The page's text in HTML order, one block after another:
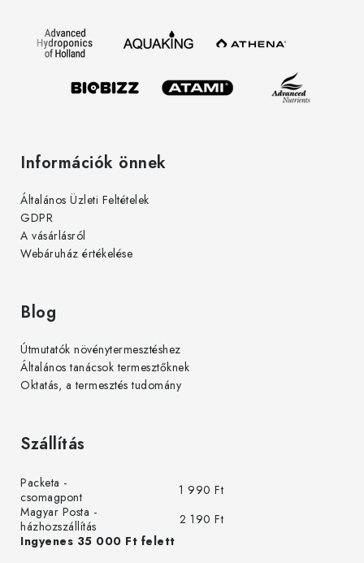
Információk önnek
Általános Üzleti Feltételek
GDPR
A vásárlásról
Webáruház értékelése
Blog
Útmutatók növénytermesztéshez
Általános tanácsok termesztőknek
Oktatás, a termesztés tudomány
Szállítás
Packeta -
csomagpont
1 990 Ft
Magyar Posta -
házhozszállítás
2 190 Ft
Ingyenes 35 000 Ft felett